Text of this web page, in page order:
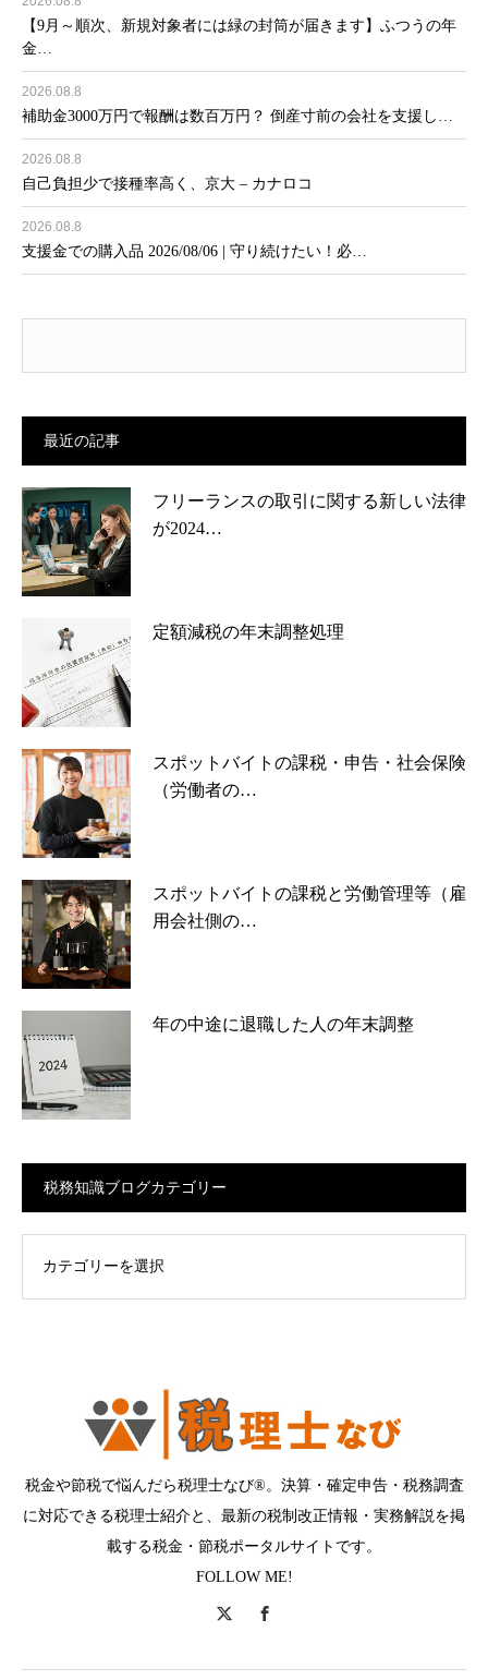
【9月～順次、新規対象者には緑の封筒が届きます】ふつうの年
金…
2026.08.8
補助金3000万円で報酬は数百万円？ 倒産寸前の会社を支援し…
2026.08.8
自己負担少で接種率高く、京大 – カナロコ
2026.08.8
支援金での購入品 2026/08/06 | 守り続けたい！必…
最近の記事
フリーランスの取引に関する新しい法律
が2024…
定額減税の年末調整処理
スポットバイトの課税・申告・社会保険
（労働者の…
スポットバイトの課税と労働管理等（雇
用会社側の…
年の中途に退職した人の年末調整
税務知識ブログカテゴリー
税金や節税で悩んだら税理士なび®。決算・確定申告・税務調査
に対応できる税理士紹介と、最新の税制改正情報・実務解説を掲
載する税金・節税ポータルサイトです。
FOLLOW ME!